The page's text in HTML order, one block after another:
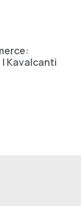
Kavalcanti